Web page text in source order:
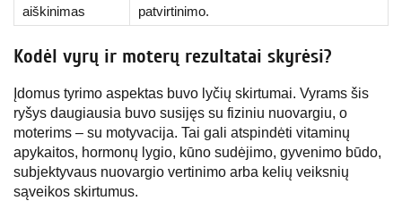
aiškinimas
patvirtinimo.
Kodėl vyrų ir moterų rezultatai skyrėsi?
Įdomus tyrimo aspektas buvo lyčių skirtumai. Vyrams šis
ryšys daugiausia buvo susijęs su fiziniu nuovargiu, o
moterims – su motyvacija. Tai gali atspindėti vitaminų
apykaitos, hormonų lygio, kūno sudėjimo, gyvenimo būdo,
subjektyvaus nuovargio vertinimo arba kelių veiksnių
sąveikos skirtumus.